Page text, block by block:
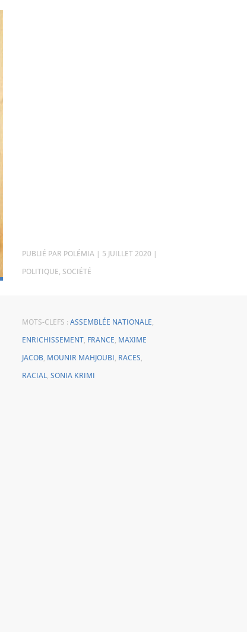
PAR POLÉMIA | 5 JUILLET 2020 |
POLITIQUE, SOCIÉTÉ
MOTS-CLEFS : ASSEMBLÉE NATIONALE,
ENRICHISSEMENT, FRANCE, MAXIME
JACOB, MOUNIR MAHJOUBI, RACES,
RACIAL, SONIA KRIMI